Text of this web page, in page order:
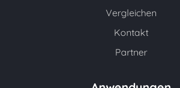
Vergleichen
Kontakt
Partner